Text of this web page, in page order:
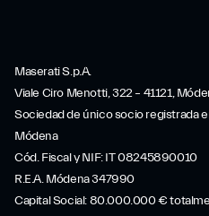
Maserati S.p.A.
Viale Ciro Menotti, 322 – 41121,
Sociedad de único socio registrada
Módena
Cód. Fiscal y NIF: IT 08245890010
R.E.A. Módena 347990
Capital Social: 80.000.000 €